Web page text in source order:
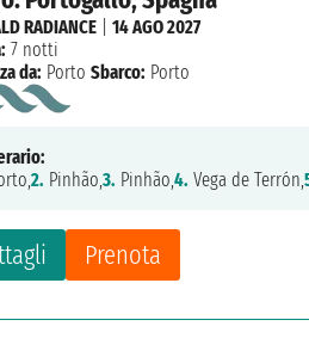
Prenota
RADIANCE |14 AGO 2027
7 notti
da: Porto Sbarco: Porto
2. Pinhão,3. Pinhão,4. Vega de Terrón,